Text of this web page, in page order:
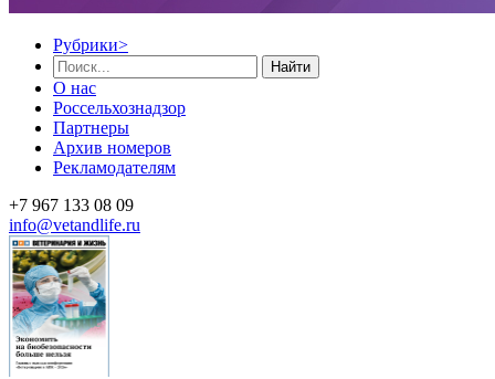
Рубрики>
Найти
О нас
Россельхознадзор
Партнеры
Архив номеров
Рекламодателям
+7 967 133 08 09
info@vetandlife.ru